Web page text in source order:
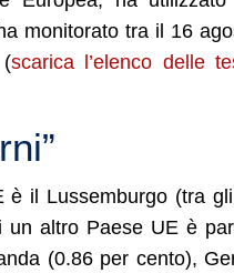
monitorato tra il 16
(scarica l’elenco delle
il Lussemburgo (tra
un altro Paese UE è
(0.86 per cento),